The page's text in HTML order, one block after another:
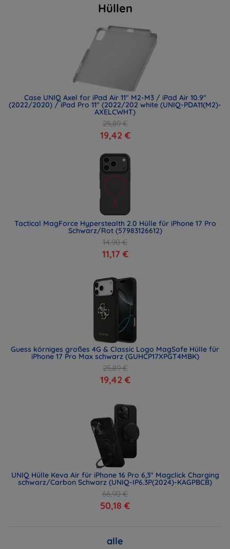
Hüllen
Case UNIQ Axel for iPad Air 11" M2-M3 / iPad Air 10.9"
(2022/2020) / iPad Pro 11" (2022/202 white (UNIQ-PDA11(M2)-
AXELCWHT)
25,89 €
19,42 €
Tactical MagForce Hyperstealth 2.0 Hülle für iPhone 17 Pro
Schwarz/Rot (57983126612)
14,90 €
11,17 €
Guess körniges großes 4G & Classic Logo MagSafe Hülle für
iPhone 17 Pro Max schwarz (GUHCP17XPGT4MBK)
25,89 €
19,42 €
UNIQ Hülle Keva Air für iPhone 16 Pro 6,3" Magclick Charging
schwarz/Carbon Schwarz (UNIQ-IP6.3P(2024)-KAGPBCB)
66,90 €
50,18 €
alle